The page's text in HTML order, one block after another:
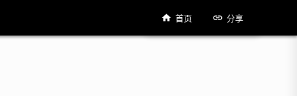
首页 分享